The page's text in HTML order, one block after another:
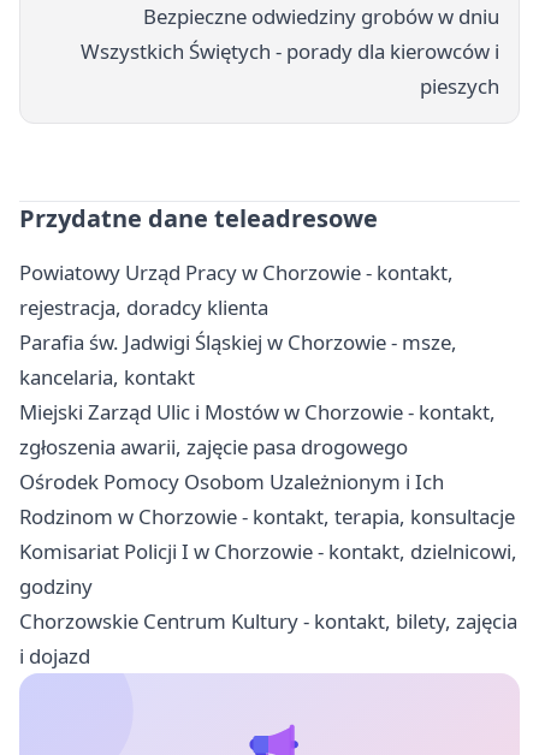
Bezpieczne odwiedziny grobów w dniu
Wszystkich Świętych - porady dla kierowców i
pieszych
Przydatne dane teleadresowe
Powiatowy Urząd Pracy w Chorzowie - kontakt,
rejestracja, doradcy klienta
Parafia św. Jadwigi Śląskiej w Chorzowie - msze,
kancelaria, kontakt
Miejski Zarząd Ulic i Mostów w Chorzowie - kontakt,
zgłoszenia awarii, zajęcie pasa drogowego
Ośrodek Pomocy Osobom Uzależnionym i Ich
Rodzinom w Chorzowie - kontakt, terapia, konsultacje
Komisariat Policji I w Chorzowie - kontakt, dzielnicowi,
godziny
Chorzowskie Centrum Kultury - kontakt, bilety, zajęcia
i dojazd